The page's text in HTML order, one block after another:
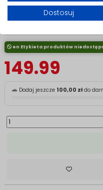
Dostosuj
en Etykieta produktów
149.99
🚗 Dodaj jeszcze 100,00 złdo